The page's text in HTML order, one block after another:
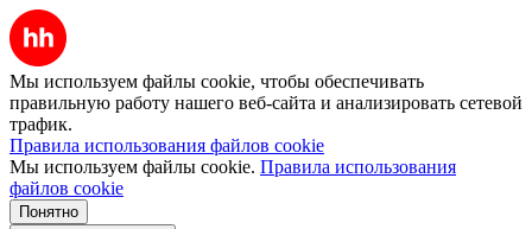
Мы используем файлы cookie, чтобы обеспечивать
правильную работу нашего веб-сайта и анализировать сетевой
трафик.
Правила использования файлов cookie
Мы используем файлы cookie. Правила использования
файлов cookie
Понятно